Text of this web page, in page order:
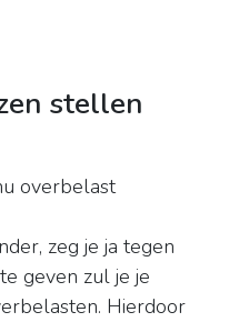
stellen
overbelast
zeg je ja tegen
geven zul je je
Hierdoor